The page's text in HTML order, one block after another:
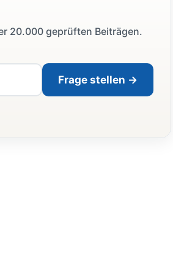
20.000 geprüften Beiträgen.
Frage stellen →